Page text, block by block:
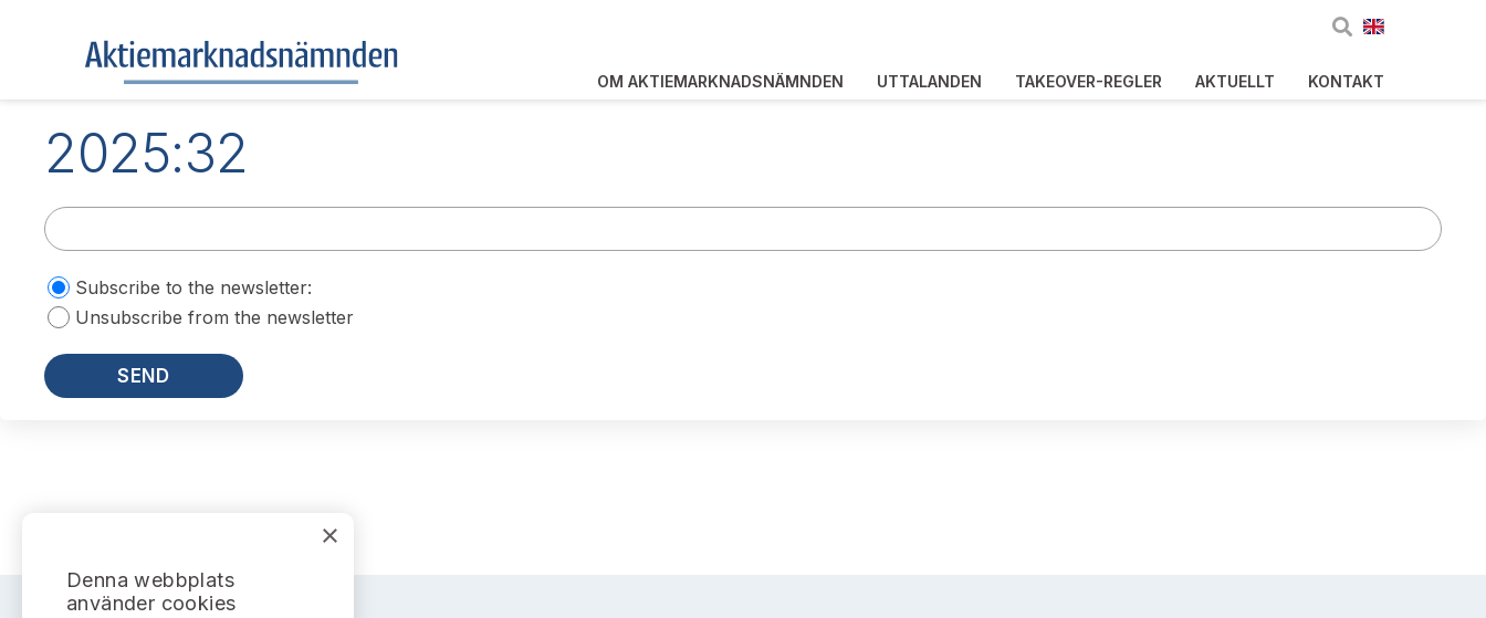
OM AKTIEMARKNADSNÄMNDEN UTTALANDEN TAKEOVER-REGLER AKTUELLT KONTAKT
2025:32
Subscribe to the newsletter:
Unsubscribe from the newsletter
×
Denna webbplats
använder cookies